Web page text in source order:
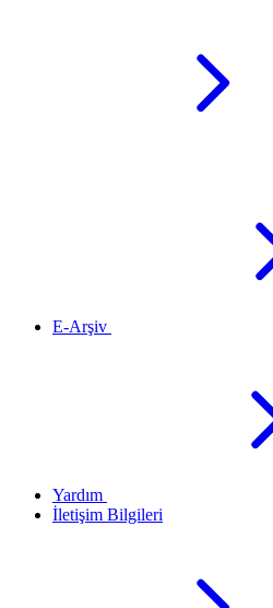
E-Arşiv
Yardım
İletişim Bilgileri